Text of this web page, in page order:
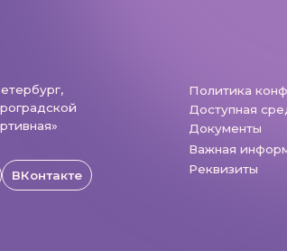
Разработка: Vne_design